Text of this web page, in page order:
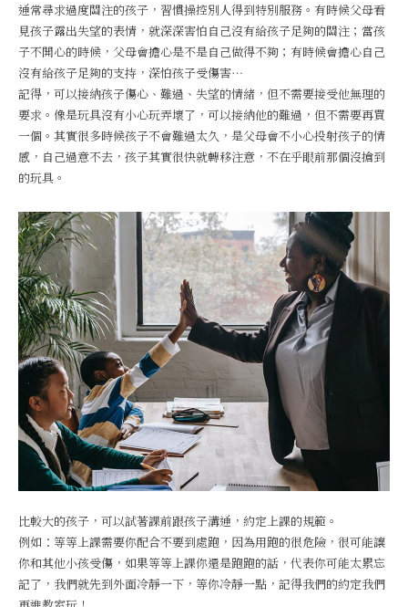
通常尋求過度關注的孩子，習慣操控別人得到特別服務。有時候父母看
見孩子露出失望的表情，就深深害怕自己沒有給孩子足夠的關注；當孩
子不開心的時候，父母會擔心是不是自己做得不夠；有時候會擔心自己
沒有給孩子足夠的支持，深怕孩子受傷害⋯
記得，可以接納孩子傷心、難過、失望的情緒，但不需要接受他無理的
要求。像是玩具沒有小心玩弄壞了，可以接納他的難過，但不需要再買
一個。其實很多時候孩子不會難過太久，是父母會不小心投射孩子的情
感，自己過意不去，孩子其實很快就轉移注意，不在乎眼前那個沒搶到
的玩具。
比較大的孩子，可以試著課前跟孩子溝通，約定上課的規範。
例如：等等上課需要你配合不要到處跑，因為用跑的很危險，很可能讓
你和其他小孩受傷，如果等等上課你還是跑跑的話，代表你可能太累忘
記了，我們就先到外面冷靜一下，等你冷靜一點，記得我們的約定我們